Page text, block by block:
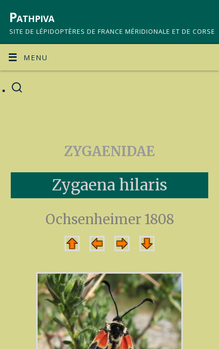
Pathpiva
SITE DE LÉPIDOPTÈRES DE FRANCE MÉRIDIONALE ET DE CORSE
MENU
ZYGAENIDAE
Zygaena hilaris
Ochsenheimer 1808